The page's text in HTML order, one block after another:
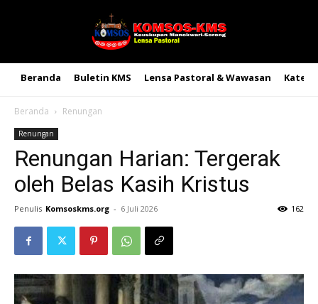
Beranda Buletin KMS Lensa Pastoral & Wawasan
Beranda Renungan
Renungan
Renungan Harian: Tergerak
oleh Belas Kasih Kristus
Penulis Komsoskms.org - 6 Juli 2026 162